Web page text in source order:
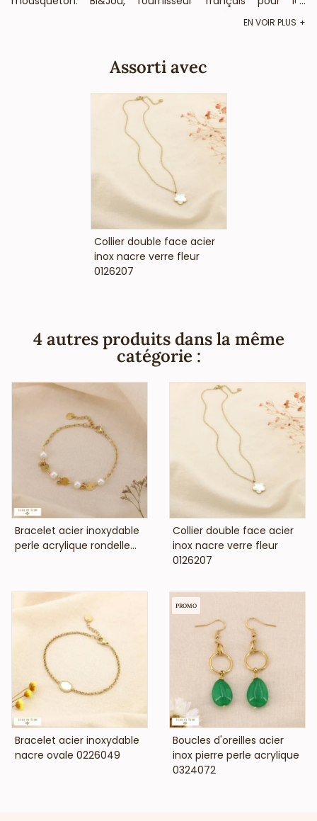
que ce bracelet fantaisie ne contient pas de nickel, plomb
françaises et européennes).
EN VOIR PLUS
Assorti avec
VOIR LE PRIX
Collier double face acier
inox nacre verre fleur
0126207
4 autres produits dans la même
catégorie :
VOIR LE PRIX
Bracelet acier inoxydable
perle acrylique rondelle...
VOIR LE PRIX
Collier double face acier
inox nacre verre fleur
0126207
VOIR LE PRIX
Bracelet acier inoxydable
nacre ovale 0226049
VOIR LE PRIX
Boucles d'oreilles acier
inox pierre perle acrylique
0324072
PROMO